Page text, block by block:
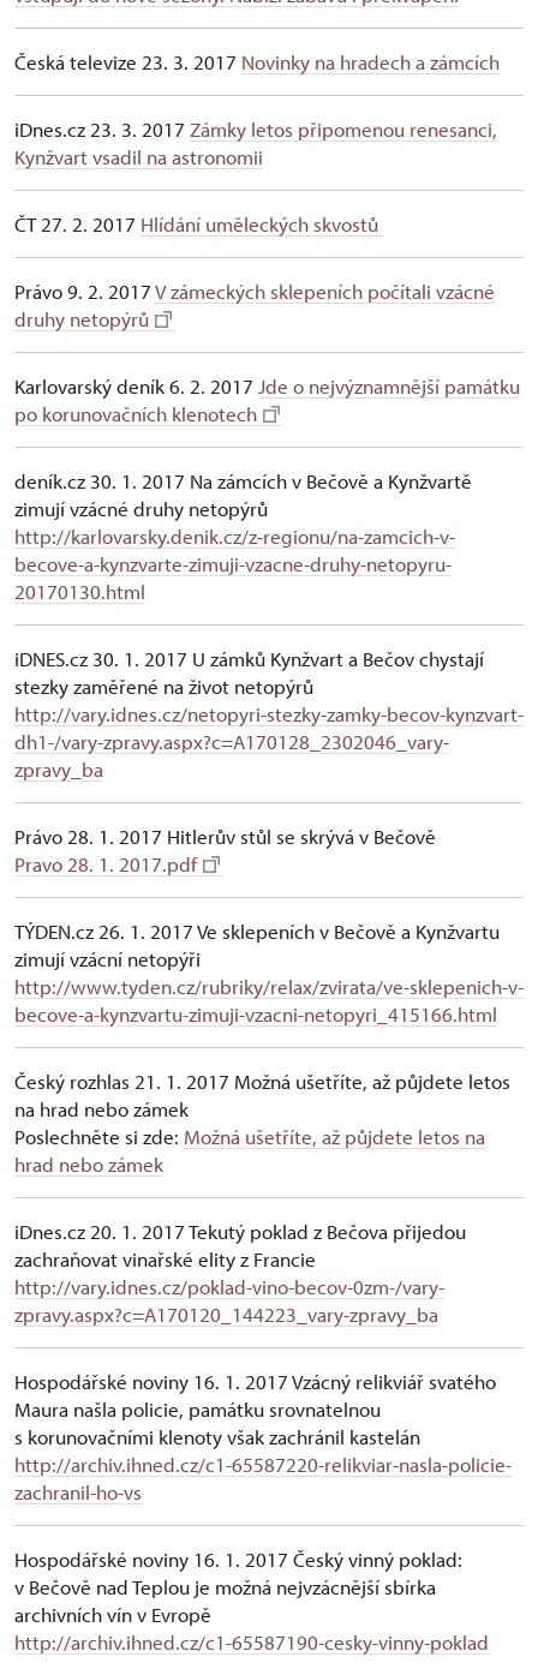
Česká televize 23. 3. 2017 Novinky na hradech a zámcích
iDnes.cz 23. 3. 2017 Zámky letos připomenou renesanci,
Kynžvart vsadil na astronomii
ČT 27. 2. 2017 Hlídání uměleckých skvostů
Právo 9. 2. 2017V zámeckých sklepeních počítali vzácné
druhy netopýrů
Karlovarský deník 6. 2. 2017 Jde o nejvýznamnější památku
po korunovačních klenotech
deník.cz 30. 1. 2017 Na zámcích v Bečově a Kynžvartě
zimují vzácné druhy netopýrů
http://karlovarsky.denik.cz/z-regionu/na-zamcich-v-
becove-a-kynzvarte-zimuji-vzacne-druhy-netopyru-
20170130.html
iDNES.cz 30. 1. 2017 U zámků Kynžvart a Bečov chystají
stezky zaměřené na život netopýrů
http://vary.idnes.cz/netopyri-stezky-zamky-becov-kynzvart-
dh1-/vary-zpravy.aspx?c=A170128_2302046_vary-
zpravy_ba
Právo 28. 1. 2017 Hitlerův stůl se skrývá v Bečově
Pravo 28. 1. 2017.pdf
TÝDEN.cz 26. 1. 2017 Ve sklepeních v Bečově a Kynžvartu
zimují vzácní netopýři
http://www.tyden.cz/rubriky/relax/zvirata/ve-sklepenich-v-
becove-a-kynzvartu-zimuji-vzacni-netopyri_415166.html
Český rozhlas 21. 1. 2017 Možná ušetříte, až půjdete letos
na hrad nebo zámek
Poslechněte si zde: Možná ušetříte, až půjdete letos na
hrad nebo zámek
iDnes.cz 20. 1. 2017 Tekutý poklad z Bečova přijedou
zachraňovat vinařské elity z Francie
http://vary.idnes.cz/poklad-vino-becov-0zm-/vary-
zpravy.aspx?c=A170120_144223_vary-zpravy_ba
Hospodářské noviny 16. 1. 2017 Vzácný relikviář svatého
Maura našla policie, památku srovnatelnou
s korunovačními klenoty však zachránil kastelán
http://archiv.ihned.cz/c1-65587220-relikviar-nasla-policie-
zachranil-ho-vs
Hospodářské noviny 16. 1. 2017 Český vinný poklad:
v Bečově nad Teplou je možná nejvzácnější sbírka
archivních vín v Evropě
http://archiv.ihned.cz/c1-65587190-cesky-vinny-poklad